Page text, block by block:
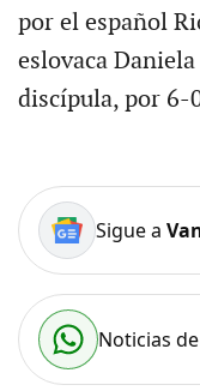
por el español
eslovaca
discípula, por 6-
Sigue a
Noticias de